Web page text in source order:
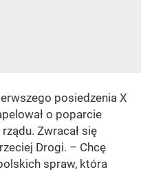
posiedzenia X
o poparcie
Zwracał się
Drogi. – Chcę
spraw, która